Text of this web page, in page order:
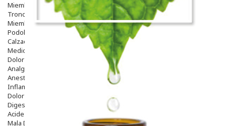
Miembro Superior
Tronco
Miembro Inferior
Podología
Calzado
Medicamentos
Dolor E Inflamación
Analgésicos
Anestésicos
Inflamación Articulaciones
Dolor Muscular / Articular
Digestivo
Acidez, Gases Y Ardores
Mala Digestion